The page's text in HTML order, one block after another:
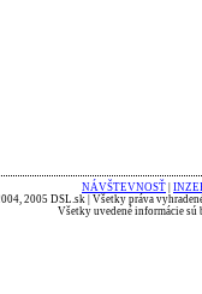
NÁVŠTEVNOSŤ
2005 DSL.sk | Všetky práva
Všetky uvedené informácie sú